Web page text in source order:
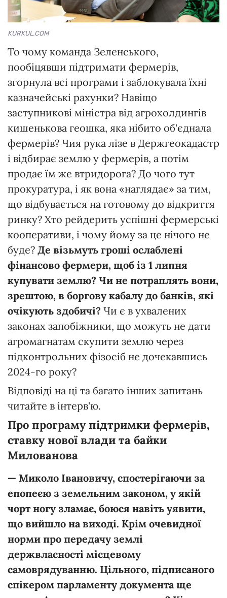
KURKUL.COM
То чому команда Зеленського,
пообіцявши підтримати фермерів,
згорнула всі програми і заблокувала їхні
казначейські рахунки? Навіщо
заступникові міністра від агрохолдингів
кишенькова геошка, яка нібито об'єднала
фермерів? Чия рука лізе в Держгеокадастр
і відбирає землю у фермерів, а потім
продає їм же втридорога? До чого тут
прокуратура, і як вона «наглядає» за тим,
що відбувається на готовому до відкриття
ринку? Хто рейдерить успішні фермерські
кооперативи, і чому йому за це нічого не
буде? Де візьмуть гроші ослаблені
фінансово фермери, щоб із 1 липня
купувати землю? Чи не потраплять вони,
зрештою, в боргову кабалу до банків, які
очікують здобичі? Чи є в ухвалених
законах запобіжники, що можуть не дати
агромагнатам скупити землю через
підконтрольних фізосіб не дочекавшись
2024-го року?
Відповіді на ці та багато інших запитань
читайте в інтерв'ю.
Про програму підтримки фермерів,
ставку нової влади та байки
Милованова
— Миколо Івановичу, спостерігаючи за
епопеєю з земельним законом, у якій
чорт ногу зламає, боюся навіть уявити,
що вийшло на виході. Крім очевидної
норми про передачу землі
держвласності місцевому
самоврядуванню. Цільного, підписаного
спікером парламенту документа ще